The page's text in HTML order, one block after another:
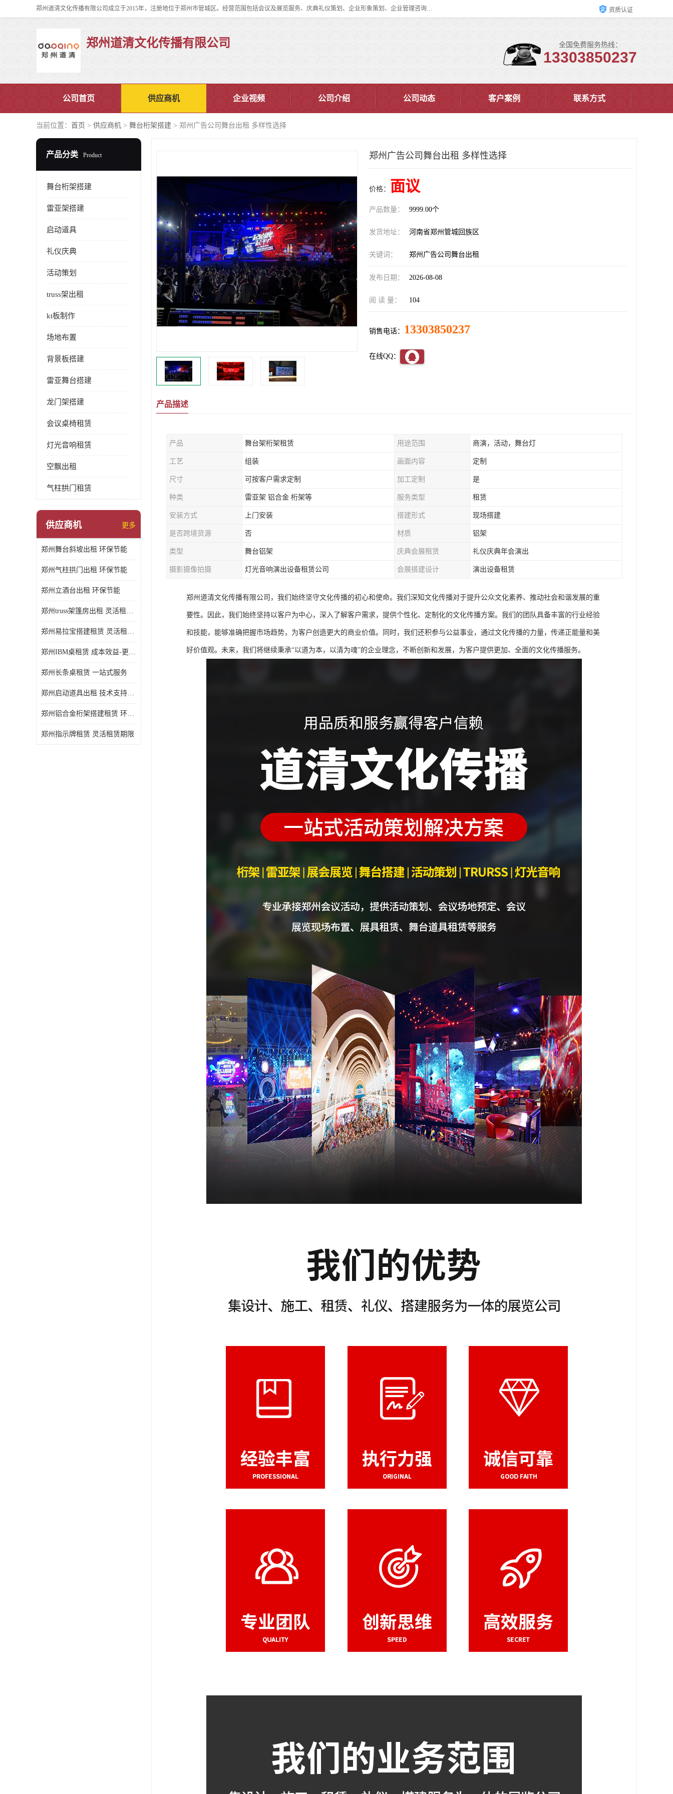
郑州道清文化传播有限公司成立于2015年，注册地位于郑州市管城区。经营范围包括会议及展览服务、庆典礼仪策划、企业形象策划、企业管理咨询、计算机图文设计、制作等。主要产品服务有：舞台桁架搭建，背景板搭建，灯光音响，雷亚舞台搭建、龙门架搭建、会议桌椅租赁、灯光音响租赁、空飘出租、气柱拱门租赁、喷绘写真制作、kt板制作。 资质认证
郑州道清文化传播有限公司 全国免费服务热线：
13303850237
公司首页 供应商机 企业视频 公司介绍 公司动态 客户案例 联系方式
当前位置： 首页 > 供应商机 > 舞台桁架搭建 > 郑州广告公司舞台出租 多样性选择
产品分类 Product
舞台桁架搭建
雷亚架搭建
启动道具
礼仪庆典
活动策划
truss架出租
kt板制作
场地布置
背景板搭建
雷亚舞台搭建
龙门架搭建
会议桌椅租赁
灯光音响租赁
空飘出租
气柱拱门租赁
供应商机 更多
郑州舞台斜坡出租 环保节能
郑州气柱拱门出租 环保节能
郑州立酒台出租 环保节能
郑州truss架篷房出租 灵活租赁期限
郑州易拉宝搭建租赁 灵活租赁期限
郑州IBM桌租赁 成本效益-更具经济性和实用性
郑州长条桌租赁 一站式服务
郑州启动道具出租 技术支持与现场服务
郑州铝合金桁架搭建租赁 环保节能
郑州指示牌租赁 灵活租赁期限
郑州广告公司舞台出租 多样性选择
价格： 面议
产品数量： 9999.00个
发货地址： 河南省郑州管城回族区
关键词： 郑州广告公司舞台出租
发布日期： 2026-08-08
阅 读 量： 104
销售电话： 13303850237
在线QQ：
产品描述
产品 舞台架桁架租赁 用途范围 商演，活动，舞台灯
工艺 组装 画面内容 定制
尺寸 可按客户需求定制 加工定制 是
种类 雷亚架 铝合金 桁架等 服务类型 租赁
安装方式 上门安装 搭建形式 现场搭建
是否跨境货源 否 材质 铝架
类型 舞台铝架 庆典会展租赁 礼仪庆典年会演出
摄影摄像拍摄 灯光音响演出设备租赁公司 会展搭建设计 演出设备租赁
郑州道清文化传播有限公司，我们始终坚守文化传播的初心和使命。我们深知文化传播对于提升公众文化素养、推动社会和谐发展的重
要性。因此，我们始终坚持以客户为中心，深入了解客户需求，提供个性化、定制化的文化传播方案。我们的团队具备丰富的行业经验
和技能，能够准确把握市场趋势，为客户创造更大的商业价值。同时，我们还积参与公益事业，通过文化传播的力量，传递正能量和美
好价值观。未来，我们将继续秉承“以道为本，以清为魂”的企业理念，不断创新和发展，为客户提供更加、全面的文化传播服务。